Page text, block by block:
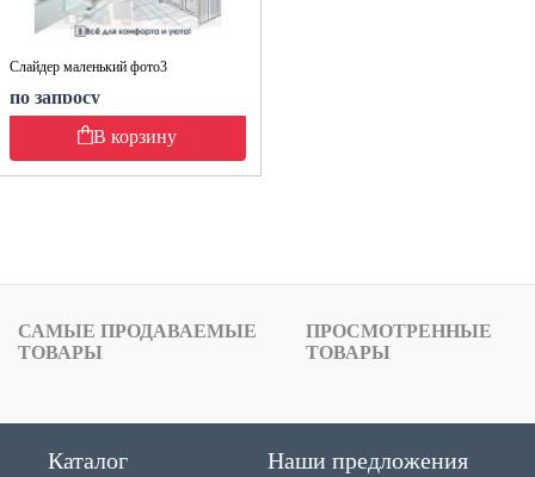
Слайдер маленький фото3
по запросу
В корзину
САМЫЕ ПРОДАВАЕМЫЕ
ТОВАРЫ
ПРОСМОТРЕННЫЕ
ТОВАРЫ
Каталог Наши предложения